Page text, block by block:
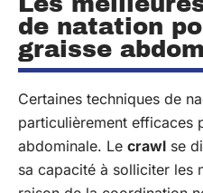
de natation
graisse
Certaines techniques de
particulièrement efficaces
abdominale. Le crawl se
sa capacité à solliciter les